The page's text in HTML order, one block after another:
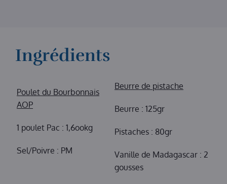
Ingrédients
Poulet du Bourbonnais
AOP
1 poulet Pac : 1,6ookg
Sel/Poivre : PM
Beurre de pistache
Beurre : 125gr
Pistaches : 80gr
Vanille de Madagascar : 2
gousses